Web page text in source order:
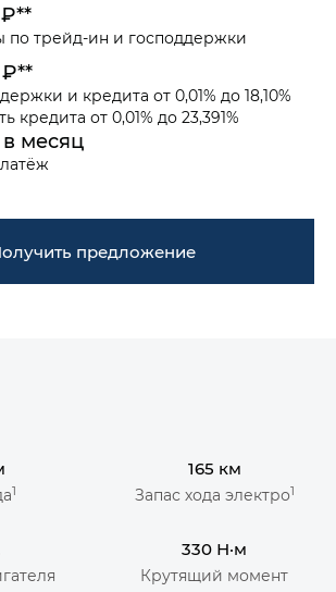
по трейд-ин и господдержки
и кредита от 0,01% до 18,10%
кредита от 0,01% до 23,391%
в месяц
предложение
1
165 км
Запас хода электро1
330 Н·м
Крутящий момент